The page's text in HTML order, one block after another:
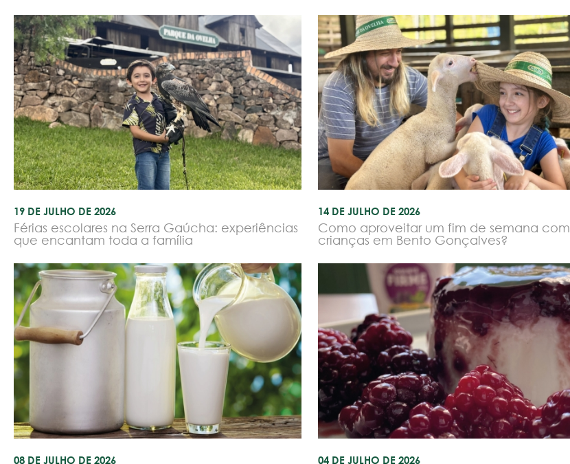
19 DE JULHO DE 2026
Férias escolares na Serra Gaúcha: experiências
que encantam toda a família
14 DE JULHO DE 2026
Como aproveitar um fim de semana com
crianças em Bento Gonçalves?
08 DE JULHO DE 2026 04 DE JULHO DE 2026